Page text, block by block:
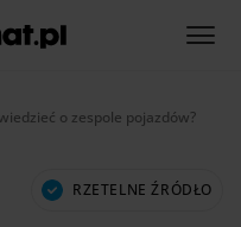
o zespole pojazdów?
RZETELNE ŹRÓDŁO